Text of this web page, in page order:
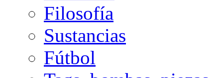
Filosofía
Sustancias
Fútbol